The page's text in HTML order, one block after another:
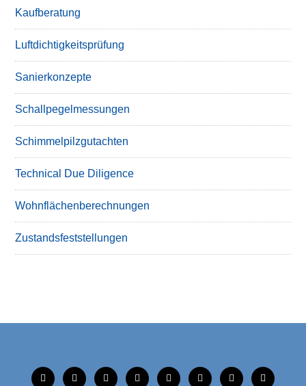
Kaufberatung
Luftdichtigkeitsprüfung
Sanierkonzepte
Schallpegelmessungen
Schimmelpilzgutachten
Technical Due Diligence
Wohnflächenberechnungen
Zustandsfeststellungen
tiktok instagramfacebooklinkedinxing linkedinmobilemail